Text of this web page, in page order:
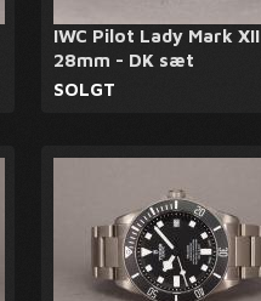
IWC Pilot Lady Mark XII
28mm - DK sæt
SOLGT